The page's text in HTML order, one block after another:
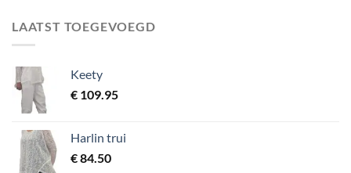
LAATST TOEGEVOEGD
Keety
€ 109.95
Harlin trui
€84.50